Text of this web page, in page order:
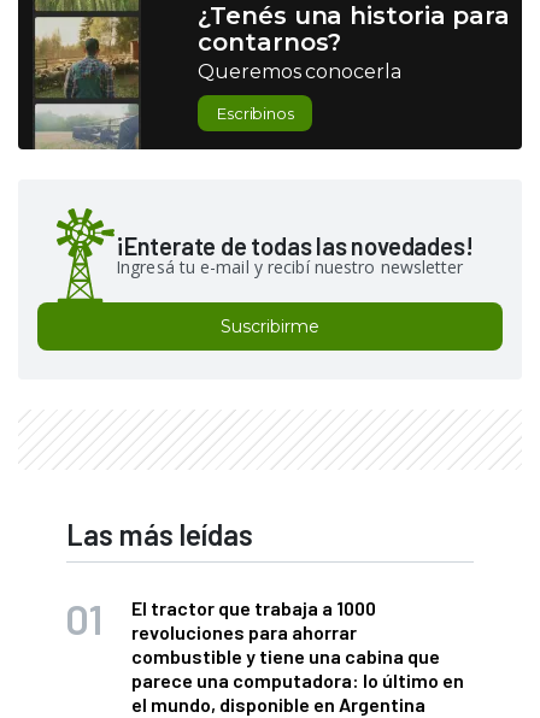
¿Tenés una historia para
contarnos?
Queremos conocerla
Escribinos
¡Enterate de todas las novedades!
Ingresá tu e-mail y recibí nuestro newsletter
Suscribirme
Las más leídas
El tractor que trabaja a 1000
revoluciones para ahorrar
combustible y tiene una cabina que
parece una computadora: lo último en
el mundo, disponible en Argentina